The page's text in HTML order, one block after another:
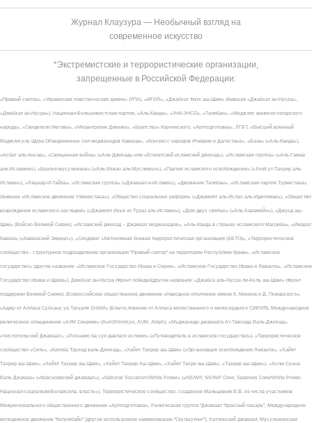
Журнал Клаузура — Необычный взгляд на
современное искусство
*Экстремистские и террористические организации,
запрещенные в Российской Федерации:
«Правый сектор», «Украинская повстанческая армия» (УПА), «ИГИЛ», «Джабхат Фатх аш-Шам» (бывшая «Джабхат ан-Нусра»,
«Джебхат ан-Нусра»), Национал-Большевистская партия, «Аль-Каида», «УНА-УНСО», «Талибан», «Меджлис крымско-татарского
народа», «Свидетели Иеговы», «Мизантропик Дивижн», «Братство» Корчинского, «Артподготовка», ЛГБТ, «Высший военный
Маджлисуль Шура Объединенных сил моджахедов Кавказа», «Конгресс народов Ичкерии и Дагестана», «База» («Аль-Каида»),
«Асбат аль-Ансар», «Священная война» («Аль-Джихад» или «Египетский исламский джихад»), «Исламская группа» («Аль-Гамаа
аль-Исламия»), «Братья-мусульмане» («Аль-Ихван аль-Муслимун»), «Партия исламского освобождения» («Хизб ут-Тахрир аль-
Ислами»), «Лашкар-И-Тайба», «Исламская группа» («Джамаат-и-Ислами»), «Движение Талибан», «Исламская партия Туркестана»
(бывшее «Исламское движение Узбекистана»), «Общество социальных реформ» («Джамият аль-Ислах аль-Иджтимаи»), «Общество
возрождения исламского наследия» («Джамият Ихья ат-Тураз аль-Ислами»), «Дом двух святых» («Аль-Харамейн»), «Джунд аш-
Шам» (Войско Великой Сирии), «Исламский джихад – Джамаат моджахедов», «Аль-Каида в странах исламского Магриба», «Имарат
Кавказ» («Кавказский Эмират»), «Синдикат «Автономная боевая террористическая организация (АБТО)», «Террористическое
сообщество - структурное подразделение организации "Правый сектор" на территории Республики Крым», «Исламское
государство» (другие названия: «Исламское Государство Ирака и Сирии», «Исламское Государство Ирака и Леванта», «Исламское
Государство Ирака и Шама»), Джебхат ан-Нусра (Фронт победы)(другие названия: «Джабха аль-Нусра ли-Ахль аш-Шам» (Фронт
поддержки Великой Сирии), Всероссийское общественное движение «Народное ополчение имени К. Минина и Д. Пожарского»,
«Аджр от Аллаха Субхану уа Тагьаля SHAM» (Благословение от Аллаха милоственного и милосердного СИРИЯ), Международное
религиозное объединение «АУМ Синрике» (AumShinrikyo, AUM, Aleph), «Муджахеды джамаата Ат-Тавхида Валь-Джихад»,
«Чистопольский Джамаат», «Рохнамо ба суи давлати исломи» («Путеводитель в исламское государство»), «Террористическое
сообщество «Сеть», «Катиба Таухид валь-Джихад», «Хайят Тахрир аш-Шам» («Организация освобождения Леванта», «Хайят
Тахрир аш-Шам», «Хейят Тахрир аш-Шам», «Хейят Тахрир Аш-Шам», «Хайят Тахри аш-Шам», «Тахрир аш-Шам»), «Ахлю Сунна
Валь Джамаа» («Красноярский джамаат»), «National Socialism/White Power» («NS/WP, NS/WP Crew, Sparrows Crew/White Power,
Национал-социализм/Белаясила, власть»), Террористическое сообщество, созданное Мальцевым В.В. из числа участников
Межрегионального общественного движения «Артподготовка», Религиозная группа “Джамаат “Красный пахарь”, Международное
молодежное движение "Колумбайн" (другое используемое наименование "Скулшутинг"), Хатлонский джамаат, Мусульманская